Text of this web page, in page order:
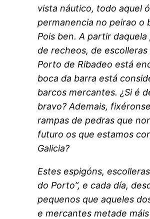
vista náutico, todo aquel
permanencia no peirao o
Pois ben. A partir
de recheos, de
Porto de Ribadeo está
boca da barra está
barcos mercantes. ¿Si é
bravo? Ademais,
rampas de pedras que
futuro os que estamos
Galicia?
Estes espigóns,
do Porto”, e cada día,
pequenos que aqueles
e mercantes metade